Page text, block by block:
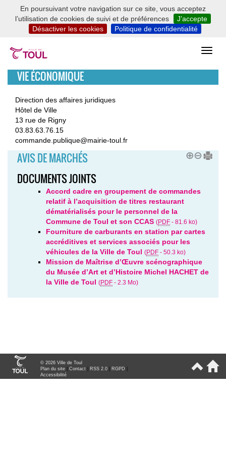
En poursuivant votre navigation sur ce site, vous acceptez
l’utilisation de cookies de suivi et de préférences
J’accepte
Désactiver les cookies
Politique de confidentialité
VIE ÉCONOMIQUE
Direction des affaires juridiques
Hôtel de Ville
13 rue de Rigny
03.83.63.76.15
commande.publique@mairie-toul.fr
AVIS DE MARCHÉS
DOCUMENTS JOINTS
Accord cadre en groupement de commandes
relatif à l’acquisition de titres restaurant
dématérialisés pour le personnel de la
Commune de Toul et son CCAS (PDF - 81.6 ko)
Fourniture de carburants en station par cartes
accréditives et services associés pour les
véhicules de la Ville de Toul (PDF - 50.3 ko)
Mission de Maîtrise d’Œuvre scénographique
du Musée d’Art et d’Histoire Michel HACHET de
la Ville de Toul (PDF - 2.3 Mo)
© 2026 Ville de Toul
Plan du site
Contact RSS 2.0 RGPD
Accessibilité